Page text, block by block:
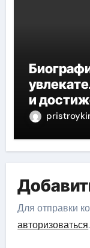
и
Для отправки
авторизоваться.